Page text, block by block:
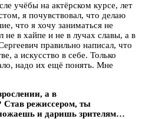
учёбы на актёрском курсе, лет
я почувствовал, что делаю
что я хочу заниматься не
в хайпе и не в лучах славы, а в
правильно написал, что
а искусство в себе. Только
надо их ещё понять. Мне
а в
Став режиссером, ты
и даришь зрителям…